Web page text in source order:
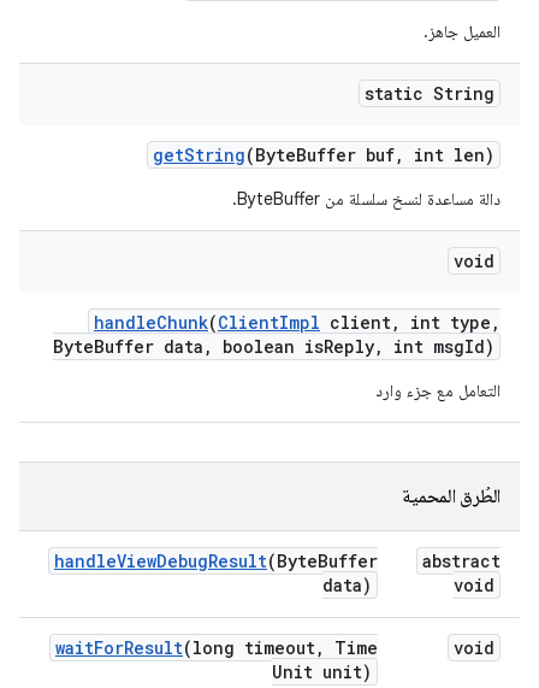
العميل جاهز.
static String
getString(ByteBuffer buf, int len)
دالة مساعدة لنسخ سلسلة من ByteBuffer.
void
handleChunk(ClientImpl client, int type ,
ByteBuffer data , boolean isReply, int msgId)
التعامل مع جزء وارد
الطُرق المحمية
abstract
void
handleViewDebugResult(ByteBuffer
data)
void
waitForResult(long timeout,
Time
Unit unit)